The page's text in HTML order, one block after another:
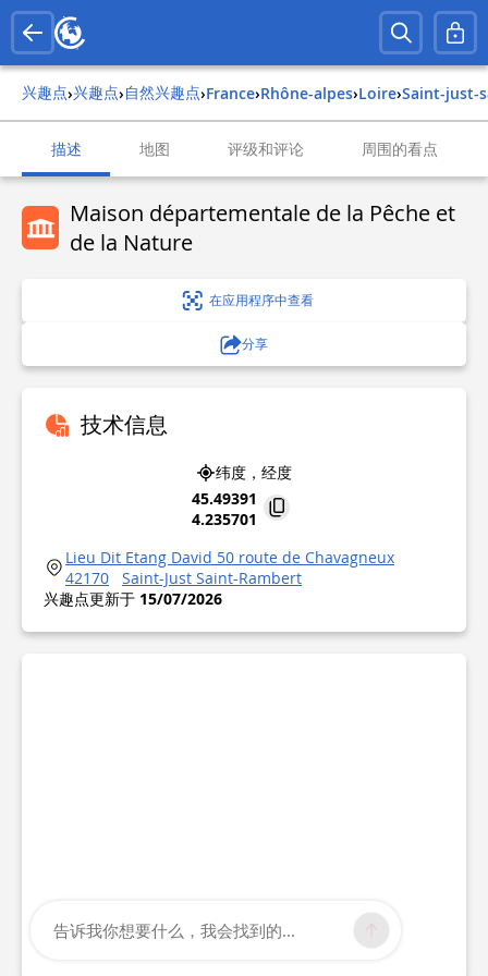
兴趣点› 兴趣点› 自然兴趣点› france› rhône-alpes› loire› saint-
描述 地图 评级和评论 周围的看点
Maison départementale de la Pêche et
de la Nature
在应用程序中查看
分享
技术信息
纬度，经度
45.49391
4.235701
Lieu Dit Etang David 50 route de Chavagneux
42170
Saint-Just Saint-Rambert
兴趣点更新于 15/07/2026
告诉我你想要什么，我会找到的...